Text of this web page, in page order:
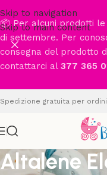
Skip to navigation
Skip to main content
📦 Per alcuni prodotti
di settembre. Per
consegna del prodotto
contattarci al 377 365
Spedizione gratuita per
Altalene